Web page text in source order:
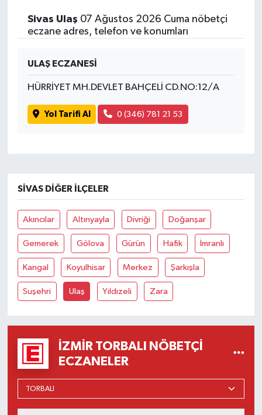
Sivas Ulaş 07 Ağustos 2026 Cuma nöbetçi
eczane adres, telefon ve konumları
ULAŞ ECZANESİ
HÜRRİYET MH.DEVLET BAHÇELİ CD.NO:12/A
Yol Tarifi Al 0 (346) 781 21 53
SIVAS DIĞER İLÇELER
Akıncılar Altınyayla Divriği Doğanşar
Gemerek Gölova Gürün Hafik İmranlı
Kangal Koyulhisar Merkez Şarkışla
Suşehri Ulaş Yıldızeli Zara
İZMIR TORBALI NÖBETÇI
ECZANELER